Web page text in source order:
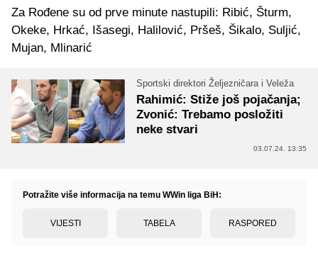
Za Rođene su od prve minute nastupili: Ribić, Šturm,
Okeke, Hrkać, Išasegi, Halilović, Pršeš, Šikalo, Suljić,
Mujan, Mlinarić
Sportski direktori Željezničara i Veleža
Rahimić: Stiže još pojačanja;
Zvonić: Trebamo posložiti
neke stvari
03.07.24. 13:35
Potražite više informacija na temu WWin liga BiH:
VIJESTI TABELA RASPORED